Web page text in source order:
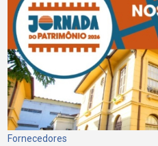
Fornecedores